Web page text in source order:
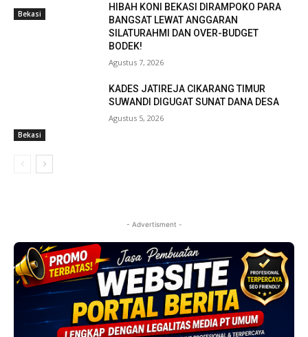
Bekasi
HIBAH KONI BEKASI DIRAMPOKO PARA
BANGSAT LEWAT ANGGARAN
SILATURAHMI DAN OVER-BUDGET
BODEK!
Agustus 7, 2026
Bekasi
KADES JATIREJA CIKARANG TIMUR
SUWANDI DIGUGAT SUNAT DANA DESA
Agustus 5, 2026
- Advertisment -